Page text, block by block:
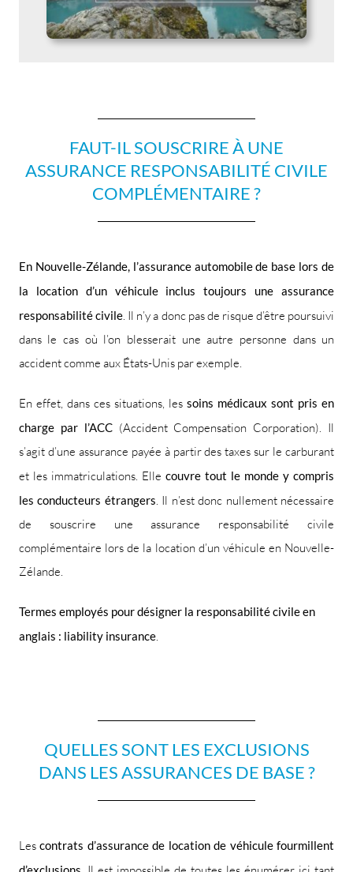
FAUT-IL SOUSCRIRE À UNE
ASSURANCE RESPONSABILITÉ CIVILE
COMPLÉMENTAIRE ?
En Nouvelle-Zélande, l’assurance automobile de base lors de
la location d’un véhicule inclus toujours une assurance
responsabilité civile. Il n’y a donc pas de risque d’être poursuivi
dans le cas où l’on blesserait une autre personne dans un
accident comme aux États-Unis par exemple.
En effet, dans ces situations, lessoins médicaux sont pris en
charge par l’ACC(Accident Compensation Corporation). Il
s’agit d’une assurance payée à partir des taxes sur le carburant
et les immatriculations. Elle couvre tout le monde y compris
les conducteurs étrangers. Il n’est donc nullement nécessaire
de souscrire une assurance responsabilité civile
complémentaire lors de la location d’un véhicule en Nouvelle-
Zélande.
Termes employés pour désigner la responsabilité civile en
anglais : liability insurance.
QUELLES SONT LES EXCLUSIONS
DANS LES ASSURANCES DE BASE ?
Lescontrats d’assurance de location de véhicule fourmillent